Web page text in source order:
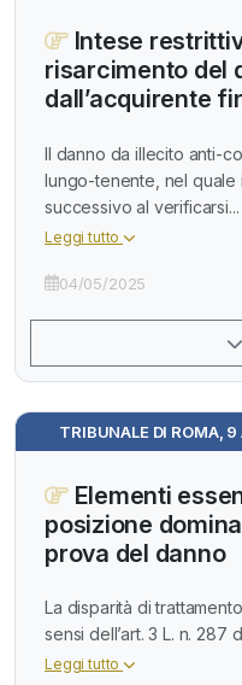
Intese
risarcimento del
dall’acquirente
Il danno da illecito anti-
lungo-tenente, nel quale
successivo al verificarsi...
Leggi tutto
04/05/2025
TRIBUNALE DI ROMA,
Elementi
posizione
prova del danno
La disparità di
sensi dell’art. 3 L. n. 287
Leggi tutto